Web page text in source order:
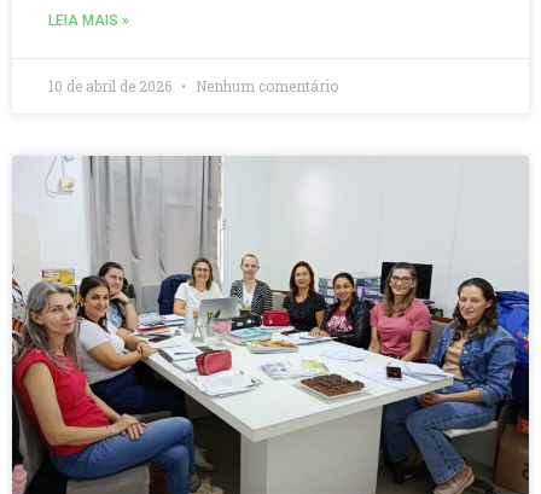
LEIA MAIS »
10 de abril de 2026 Nenhum comentário